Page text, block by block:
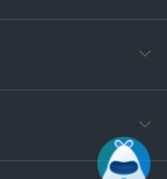
电
400-
技